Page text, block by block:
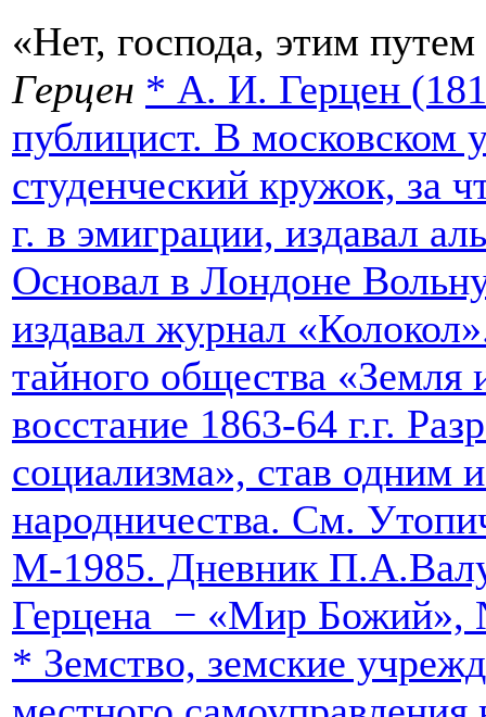
«Нет, господа, этим
Герцен * А. И. Герцен
публицист. В московском
студенческий кружок, за
г. в эмиграции, издавал
Основал в Лондоне
издавал журнал
тайного общества «Земля
восстание 1863-64 г.г.
социализма», став одним
народничества. См.
М-1985. Дневник
Герцена − «Мир Божий»,
* Земство, земские